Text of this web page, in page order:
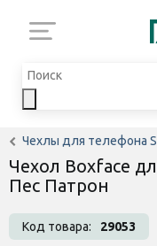
Чехлы для телефона
Чехол Boxface
Пес Патрон
Код товара: 29053